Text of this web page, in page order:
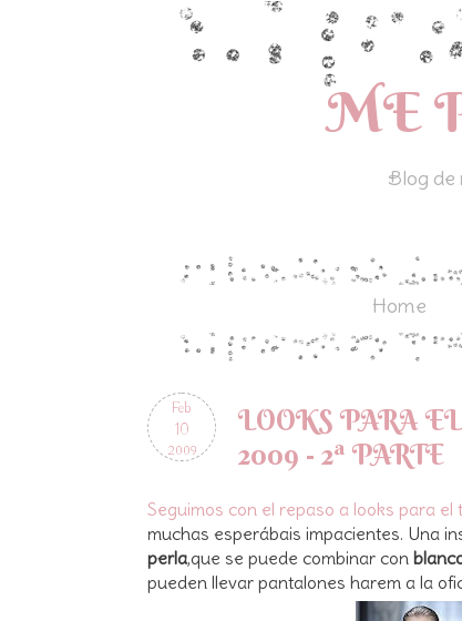
ME
Blog de
Home
Feb
10
2009
LOOKS PARA
2009 - 2ª PARTE
Seguimos con el repaso a looks para el
muchas esperábais impacientes. Una
perla,que se puede combinar con
pueden llevar pantalones harem a la